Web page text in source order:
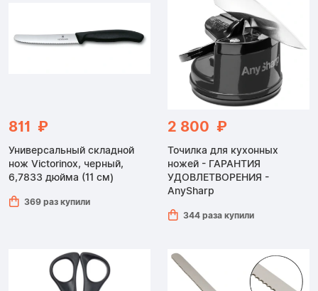
811 ₽
Универсальный складной
нож Victorinox, черный,
6,7833 дюйма (11 см)
369 раз купили
2 800 ₽
Точилка для кухонных
ножей - ГАРАНТИЯ
УДОВЛЕТВОРЕНИЯ -
AnySharp
344 раза купили